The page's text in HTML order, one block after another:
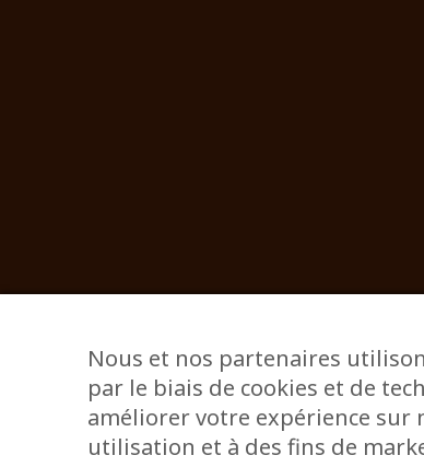
Nous et nos partenaires
par le biais de cookies et de
améliorer votre expérience sur
utilisation et à des fins de